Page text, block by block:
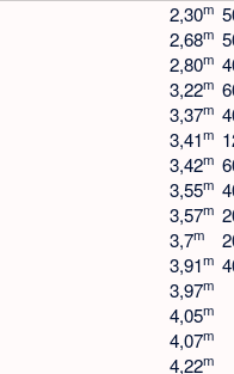
2,30m
2,68m
2,80m
3,22m
3,37m
3,41m
3,42m
3,55m
3,57m
3,7m
3,91m
3,97m
4,05m
4,07m
4,22m